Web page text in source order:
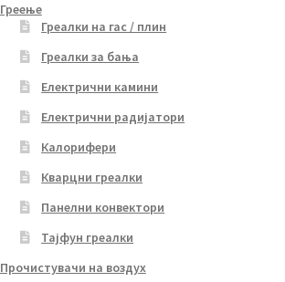
Греење
Греалки на гас / плин
Греалки за бања
Електрични камини
Електрични радијатори
Калорифери
Кварцни греалки
Панелни конвектори
Тајфун греалки
Прочистувачи на воздух